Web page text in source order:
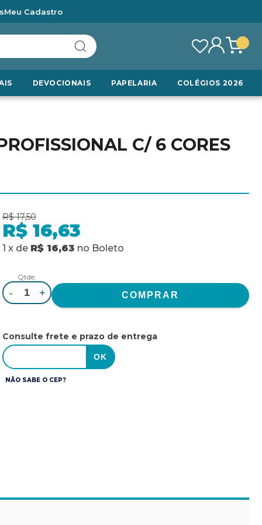
Meu Cadastro
DEVOCIONAIS PAPELARIA COLÉGIOS 2026
C/ 6 CORES
R$ 17,50
R$ 16,63
1 x de R$ 16,63 no Boleto
Qtde.
- +
Consulte frete e prazo de entrega
NÃO SABE O CEP?